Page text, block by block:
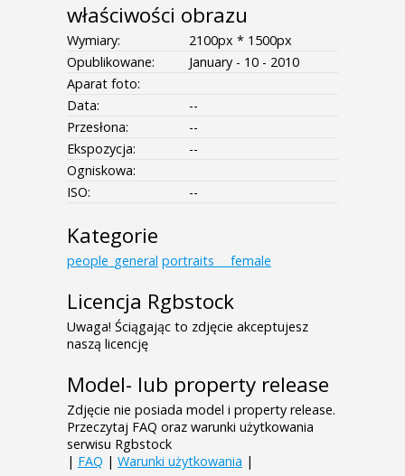
właściwości obrazu
Wymiary:
2100px * 1500px
Opublikowane:
January - 10 - 2010
Aparat foto:
Data:
--
Przesłona:
--
Ekspozycja:
--
Ogniskowa:
ISO:
--
Kategorie
people_general portraits___female
Licencja Rgbstock
Uwaga! Ściągając to zdjęcie akceptujesz
naszą licencję
Model- lub property release
Zdjęcie nie posiada model i property release.
Przeczytaj FAQ oraz warunki użytkowania
serwisu Rgbstock
| FAQ | Warunki użytkowania |